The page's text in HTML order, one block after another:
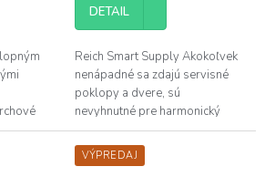
ovláda
DETAIL
Reich Smart Supply Akokoľvek
nenápadné sa zdajú servisné
poklopy a dvere, sú
nevyhnutné pre harmonický
zážitok z karavaningu, pretože
poskytujú bezpečný domov pre
všetky...
VÝPREDAJ